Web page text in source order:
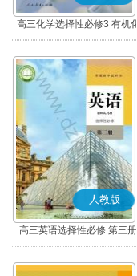
高三化学选择性必修3 有机化
学基础
人教版
高三英语选择性必修 第三册